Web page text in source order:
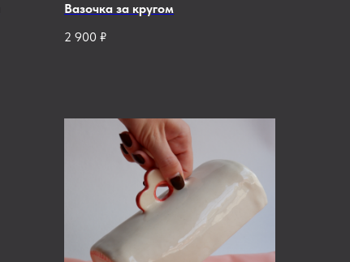
Вазочка за кругом
2 900 ₽